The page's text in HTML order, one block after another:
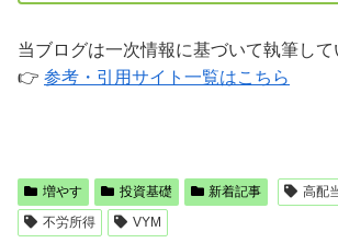
当ブログは一次情報に基づいて執筆して
👉 参考・引用サイト一覧はこちら
増やす 投資基礎 新着記事 高配
不労所得
VYM